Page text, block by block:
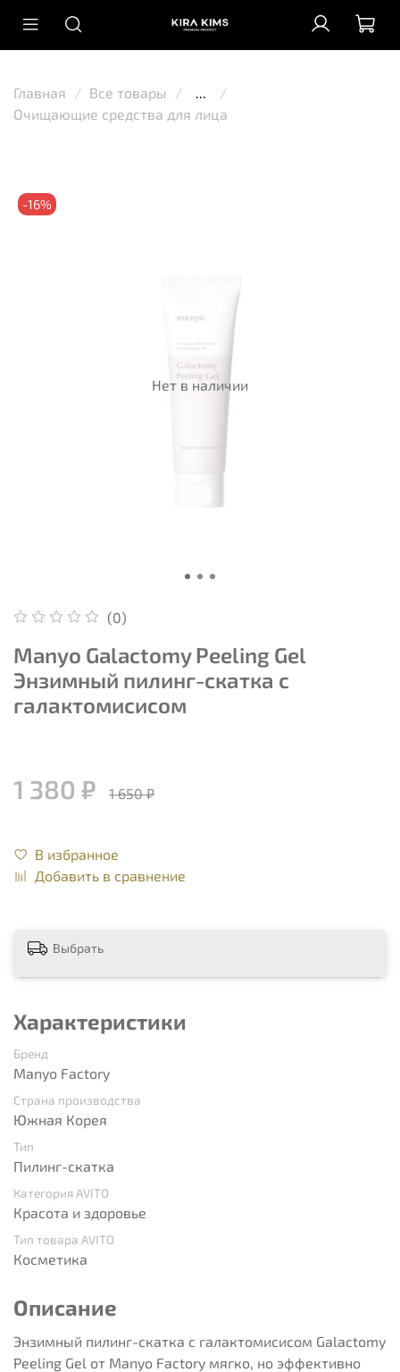
Главная Все товары
...
Очищающие средства для лица
Нет в наличии
-16%
(0)
Manyo Galactomy Peeling Gel
Энзимный пилинг-скатка с
галактомисисом
1 380 ₽ 1 650 ₽
В избранное
Добавить в сравнение
Выбрать
Характеристики
Бренд
Manyo Factory
Страна производства
Южная Корея
Тип
Пилинг-скатка
Категория AVITO
Красота и здоровье
Тип товара AVITO
Косметика
Описание
Энзимный пилинг-скатка с галактомисисом Galactomy
Peeling Gel от Manyo Factory мягко, но эффективно